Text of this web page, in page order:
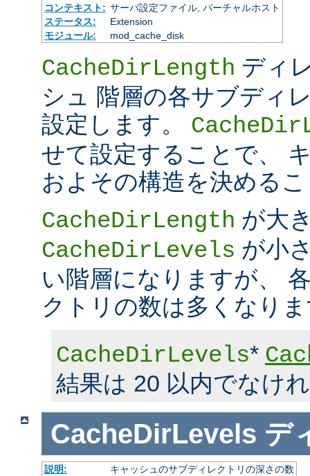
コンテキスト: サーバ設定ファイル, バーチャルホスト
ステータス:
Extension
モジュール:
mod_cache_disk
CacheDirLength ディ
シュ 階層の各サブディ
設定します。
せて設定することで、
およその構造を決める
CacheDirLength が大
CacheDirLevels が小
い階層になりますが、
クトリの数は多くなり
CacheDirLevels*
結果は 20 以内でなけ
CacheDirLevels デ
説明:
キャッシュのサブディレクトリの深さの数